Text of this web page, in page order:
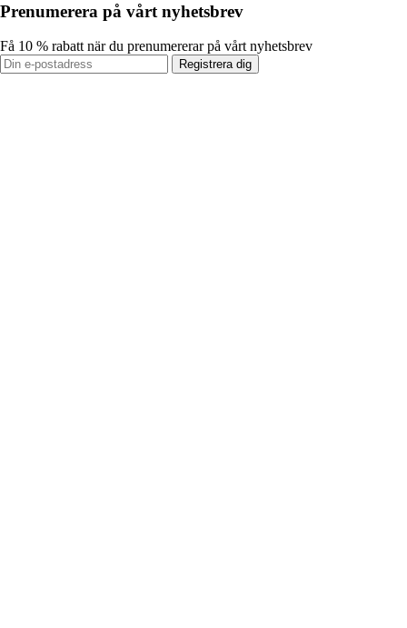
Prenumerera på vårt nyhetsbrev
Få 10 % rabatt när du prenumererar på vårt nyhetsbrev
Registrera dig